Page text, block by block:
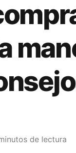
de lectura